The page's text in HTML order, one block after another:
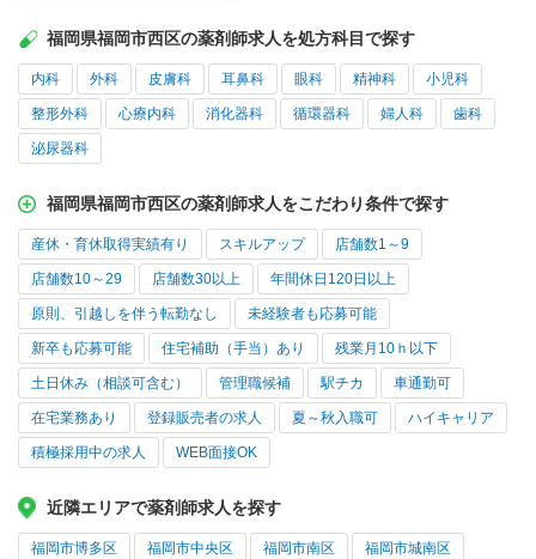
福岡県福岡市西区の薬剤師求人を処方科目で探す
内科 外科 皮膚科 耳鼻科 眼科 精神科 小児科
整形外科 心療内科 消化器科 循環器科 婦人科 歯科
泌尿器科
福岡県福岡市西区の薬剤師求人をこだわり条件で探す
産休・育休取得実績有り スキルアップ 店舗数1～9
店舗数10～29 店舗数30以上 年間休日120日以上
原則、引越しを伴う転勤なし 未経験者も応募可能
新卒も応募可能 住宅補助（手当）あり 残業月10ｈ以下
土日休み（相談可含む） 管理職候補 駅チカ 車通勤可
在宅業務あり 登録販売者の求人 夏～秋入職可 ハイキャリア
積極採用中の求人 WEB面接OK
近隣エリアで薬剤師求人を探す
福岡市博多区 福岡市中央区 福岡市南区 福岡市城南区